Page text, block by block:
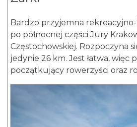
Bardzo przyjemna
po północnej części Jury
Częstochowskiej. Rozpoczyna
jedynie 26 km. Jest łatwa, więc
początkujący rowerzyści oraz